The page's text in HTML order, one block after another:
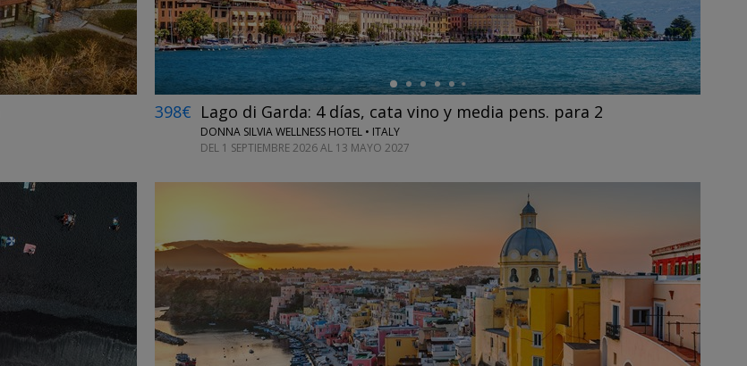
398€ Lago di Garda: 4 días, cata vino y media pens. para 2
DONNA SILVIA WELLNESS HOTEL • ITALY
DEL 1 SEPTIEMBRE 2026 AL 13 MAYO 2027
→
←